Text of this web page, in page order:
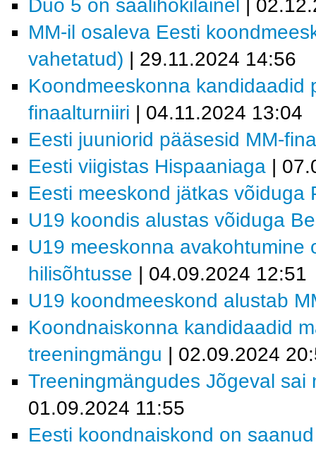
Duo 5 on saalihokilainel |
MM-il osaleva Eesti
vahetatud) | 29.11.2024 14:56
Koondmeeskonna kandidaadid
finaalturniiri | 04.11.2024 13:04
Eesti juuniorid pääsesid MM-
Eesti viigistas Hispaaniaga |
Eesti meeskond jätkas võiduga
U19 koondis alustas võiduga
U19 meeskonna
hilisõhtusse | 04.09.2024 12:51
U19 koondmeeskond alustab
Koondnaiskonna kandidaadid
treeningmängu | 02.09.2024
Treeningmängudes Jõgeval
01.09.2024 11:55
Eesti koondnaiskond on